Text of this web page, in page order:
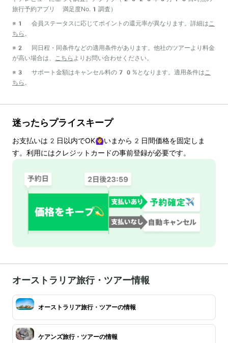
旅行予約アプリ 満足度No.1調査）
※1 会員ステータスに応じてポイントの還元率が異なります。詳細は こ
ちら 。
※2 同日程・同条件などの適用条件があります。他社のツアーより料金
が高い場合は、
こちら よりお問い合わせください。
※3 サポート金額はキャンセル料の70%となります。適用条件は こ
ちら 。
迷ったらプライスキープ
お支払いは 2 日以内でOK🙆‍♀️いまから 2 日間価格を固定しま
す。利用にはクレジットカードの事前登録が必要です。
オーストラリア旅行・ツアー情報
オーストラリア旅行・ツアーの情報
ケアンズ旅行・ツアーの情報